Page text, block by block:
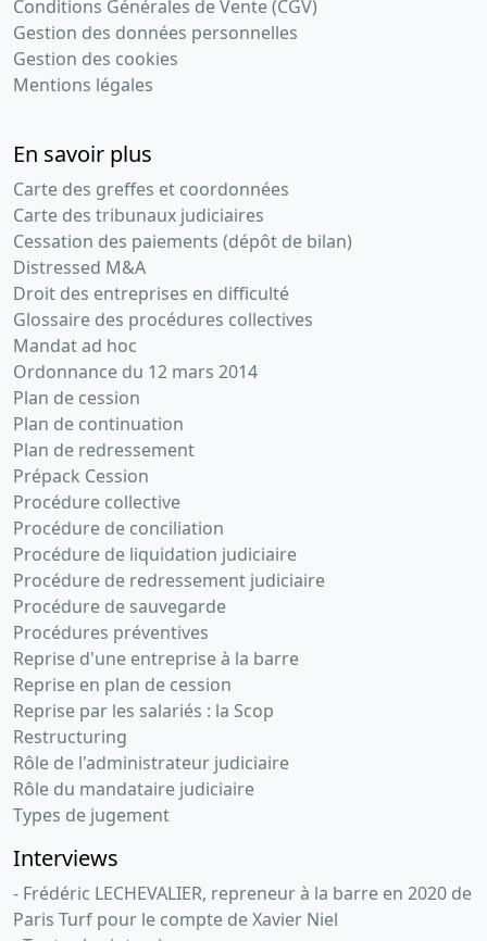
Conditions Générales de Vente (CGV)
Gestion des données personnelles
Gestion des cookies
Mentions légales
En savoir plus
Carte des greffes et coordonnées
Carte des tribunaux judiciaires
Cessation des paiements (dépôt de bilan)
Distressed M&A
Droit des entreprises en difficulté
Glossaire des procédures collectives
Mandat ad hoc
Ordonnance du 12 mars 2014
Plan de cession
Plan de continuation
Plan de redressement
Prépack Cession
Procédure collective
Procédure de conciliation
Procédure de liquidation judiciaire
Procédure de redressement judiciaire
Procédure de sauvegarde
Procédures préventives
Reprise d'une entreprise à la barre
Reprise en plan de cession
Reprise par les salariés : la Scop
Restructuring
Rôle de l'administrateur judiciaire
Rôle du mandataire judiciaire
Types de jugement
Interviews
- Frédéric LECHEVALIER, repreneur à la barre en 2020 de
Paris Turf pour le compte de Xavier Niel